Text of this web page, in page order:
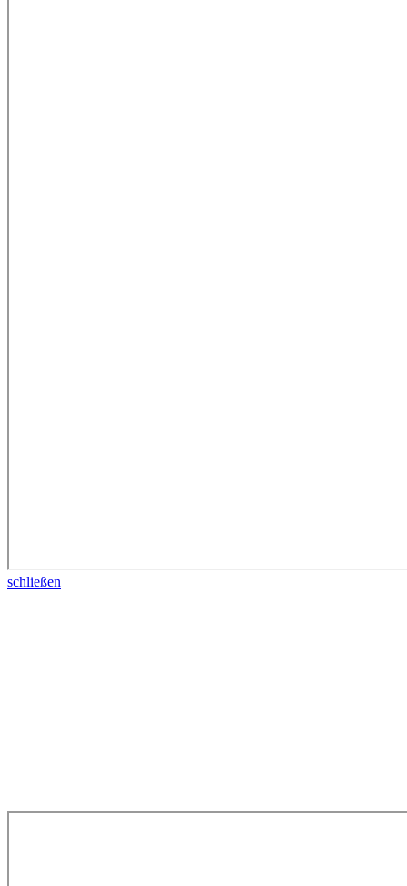
schließen